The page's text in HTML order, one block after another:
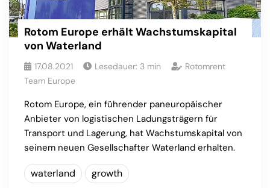
Rotom Europe erhält Wachstumskapital
von Waterland
17.08.2021 Lesedauer: 3 min
Rotomrent
Team Europe
Rotom Europe, ein führender paneuropäischer
Anbieter von logistischen Ladungsträgern für
Transport und Lagerung, hat Wachstumskapital von
seinem neuen Gesellschafter Waterland erhalten.
waterland growth